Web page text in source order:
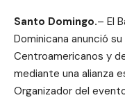
Santo Domingo.– El
Dominicana anunció
Centroamericanos y
mediante una alianza
Organizador del